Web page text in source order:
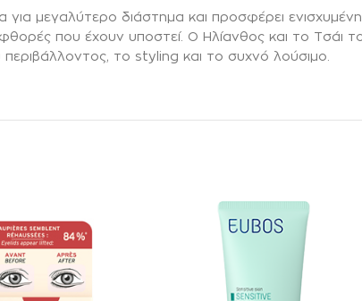
μεγαλύτερο διάστημα και προσφέρει
που έχουν υποστεί. Ο Ηλίανθος και το Τσάι
τo styling και το συχνό λούσιμο.